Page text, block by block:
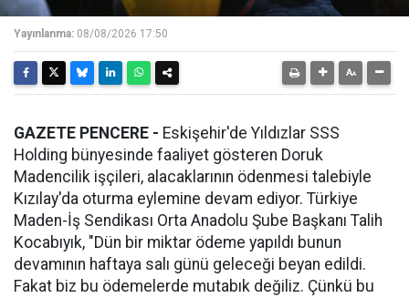
Yayınlanma: 08/08/2026 17:50
GAZETE PENCERE - Eskişehir'de Yıldızlar SSS
Holding bünyesinde faaliyet gösteren Doruk
Madencilik işçileri, alacaklarının ödenmesi talebiyle
Kızılay'da oturma eylemine devam ediyor. Türkiye
Maden-İş Sendikası Orta Anadolu Şube Başkanı Talih
Kocabıyık, "Dün bir miktar ödeme yapıldı bunun
devamının haftaya salı günü geleceği beyan edildi.
Fakat biz bu ödemelerde mutabık değiliz. Çünkü bu